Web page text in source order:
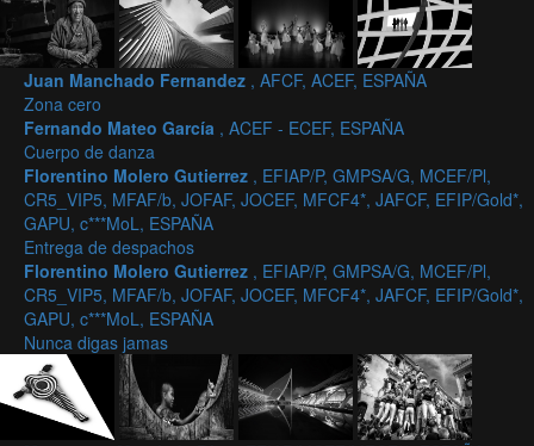
Juan Manchado Fernandez , AFCF, ACEF, ESPAÑA
Zona cero
Fernando Mateo García , ACEF - ECEF, ESPAÑA
Cuerpo de danza
Florentino Molero Gutierrez , EFIAP/P, GMPSA/G, MCEF/Pl,
CR5_VIP5, MFAF/b, JOFAF, JOCEF, MFCF4*, JAFCF, EFIP/Gold*,
GAPU, c***MoL, ESPAÑA
Entrega de despachos
Florentino Molero Gutierrez , EFIAP/P, GMPSA/G, MCEF/Pl,
CR5_VIP5, MFAF/b, JOFAF, JOCEF, MFCF4*, JAFCF, EFIP/Gold*,
GAPU, c***MoL, ESPAÑA
Nunca digas jamas